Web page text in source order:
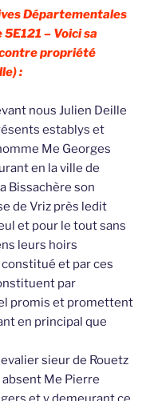
Départementales
– Voici sa
propriété
:
nous Julien Deille
establys et
Me Georges
en la ville de
Bissachère son
de Vriz près ledit
et pour le tout sans
leurs hoirs
et par ces
par
promis et promettent
en principal que
sieur de Rouetz
absent Me Pierre